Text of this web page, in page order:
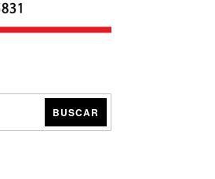
BUSCAR